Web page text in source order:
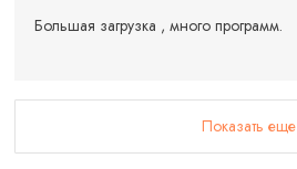
Большая загрузка , много программ.
Показать еще